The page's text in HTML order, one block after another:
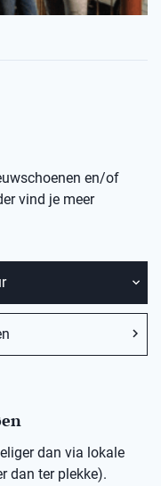
en/of
vind je meer
dan via lokale
dan ter plekke).